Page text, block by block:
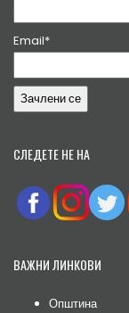
Email*
СЛЕДЕТЕ НЕ НА
ВАЖНИ ЛИНКОВИ
Општина